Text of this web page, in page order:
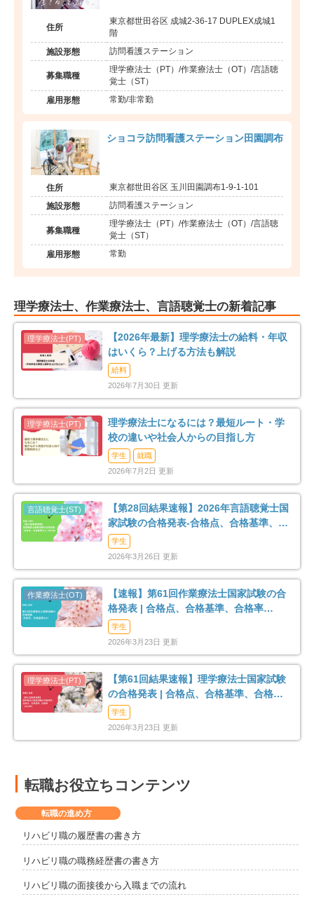
住所
東京都世田谷区 成城2-36-17 DUPLEX成城1
階
施設形態 訪問看護ステーション
募集職種
理学療法士（PT）/作業療法士（OT）/言語聴
覚士（ST）
雇用形態 常勤/非常勤
ショコラ訪問看護ステーション田園調布
住所 東京都世田谷区 玉川田園調布1-9-1-101
施設形態 訪問看護ステーション
募集職種
理学療法士（PT）/作業療法士（OT）/言語聴
覚士（ST）
雇用形態 常勤
理学療法士、作業療法士、言語聴覚士の新着記事
【2026年最新】理学療法士の給料・年収
はいくら？上げる方法も解説
給料
2026年7月30日 更新
理学療法士になるには？最短ルート・学
校の違いや社会人からの目指し方
学生
就職
2026年7月2日 更新
【第28回結果速報】2026年言語聴覚士国
家試験の合格発表-合格点、合格基準、合
格率など-
学生
2026年3月26日 更新
【速報】第61回作業療法士国家試験の合
格発表 | 合格点、合格基準、合格率
（2026年）
学生
2026年3月23日 更新
【第61回結果速報】理学療法士国家試験
の合格発表 | 合格点、合格基準、合格率
（2026年）
学生
2026年3月23日 更新
転職お役立ちコンテンツ
転職の進め方
リハビリ職の履歴書の書き方
リハビリ職の職務経歴書の書き方
リハビリ職の面接後から入職までの流れ